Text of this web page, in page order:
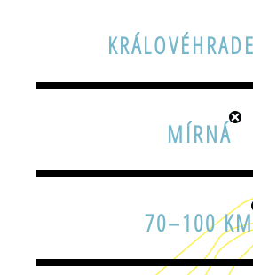
MÍRNÁ
70–100 KM